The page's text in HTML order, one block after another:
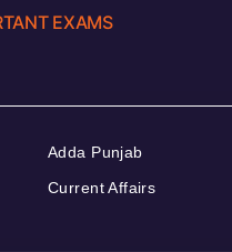
EXAMS
Adda Punjab
Current Affairs